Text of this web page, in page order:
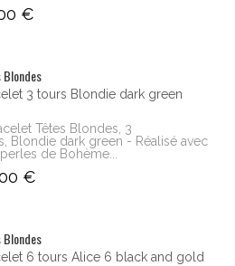
€
Blondes
3 tours Blondie dark green
Têtes Blondes, 3
Blondie dark green - Réalisé avec
de Bohème...
€
Blondes
6 tours Alice 6 black and gold